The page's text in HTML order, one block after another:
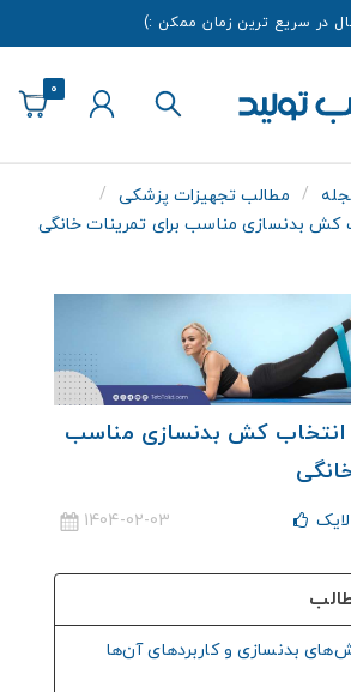
در سریع ترین زمان ممکن :)
0
مطالب تجهیزات پزشکی
کش بدنسازی مناسب برای تمرینات خانگی
انتخاب کش بدنسازی مناسب
لایک 1404-02-03